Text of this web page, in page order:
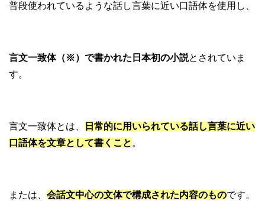
普段使われているような話し言葉に近い口語体を使用し、
言文一致体（※）で書かれた日本初の小説とされていま
す。
言文一致体とは、
日常的に用いられている話し言葉に近い
口語体を文章として書くこと。
または、 会話文中心の文体で構成された内容のものです。